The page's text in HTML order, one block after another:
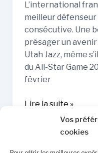
Vos
cookies
L’international
meilleur
consécutive. Une
présager un
Utah Jazz, même
du All-Star Game
février
Lire la suite »